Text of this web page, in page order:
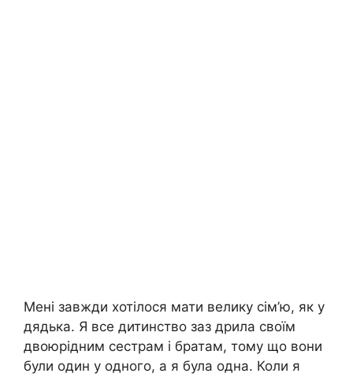
Мені завжди хотілося мати велику сім’ю, як у
дядька. Я все дитинство заз дрила своїм
двоюрідним сестрам і братам, тому що вони
були один у одного, а я була одна. Коли я